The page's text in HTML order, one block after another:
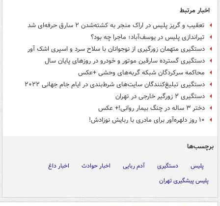
اخبار مرتبط
تعقیب و گریز پلیس در اراک منجر به کشته‌شدن ۲ سارق حرفه‌ای شد
تیراندازی پلیس در یوسف‌آباد؛ ماجرا چه بود؟
دستگیری متهمان زورگیری از نوجوانان با سلاح سرد و اسپری اشک آور
دستگیری گسترده سارقین موتور و خودرو در روزهای پایان سال
محاکمه سرکردگان شبکه گربه‌های وحشی +عکس
دستگیری تبلیغ‌کنندگان سایت‌های شرط‌بندی در ایام جام جهانی ۲۰۲۲
دستگیری ۲ زورگیر خارجی در تهران
دختر ۳ ساله در چنگ بیمار روانی!+ عکس
۱۰ روز دلهره‌آور برای مادری با ربایش نوزادش!
برچسب‌ها
پلیس دستگیری آدم ربایی اخبار حوادث
اخبار داغ
پلیس پیشگیری تهران